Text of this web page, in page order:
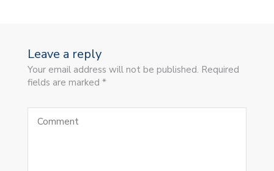
Leave a reply
Your email address will not be published. Required
fields are marked *